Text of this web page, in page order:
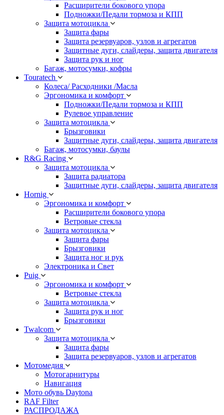
Расширители бокового упора
Подножки/Педали тормоза и КПП
Защита мотоцикла
Защита фары
Защита резервуаров, узлов и агрегатов
Защитные дуги, слайдеры, защита двигателя
Защита рук и ног
Багаж, мотосумки, кофры
Touratech
Колеса/ Расходники /Масла
Эргономика и комфорт
Подножки/Педали тормоза и КПП
Рулевое управление
Защита мотоцикла
Брызговики
Защитные дуги, слайдеры, защита двигателя
Багаж, мотосумки, баулы
R&G Racing
Защита мотоцикла
Защита радиатора
Защитные дуги, слайдеры, защита двигателя
Hornig
Эргономика и комфорт
Расширители бокового упора
Ветровые стекла
Защита мотоцикла
Защита фары
Брызговики
Защита ног и рук
Электроника и Свет
Puig
Эргономика и комфорт
Ветровые стекла
Защита мотоцикла
Защита рук и ног
Брызговики
Twalcom
Защита мотоцикла
Защита фары
Защита резервуаров, узлов и агрегатов
Мотомедия
Мотогарнитуры
Навигация
Мото обувь Daytona
RAF Filter
РАСПРОДАЖА